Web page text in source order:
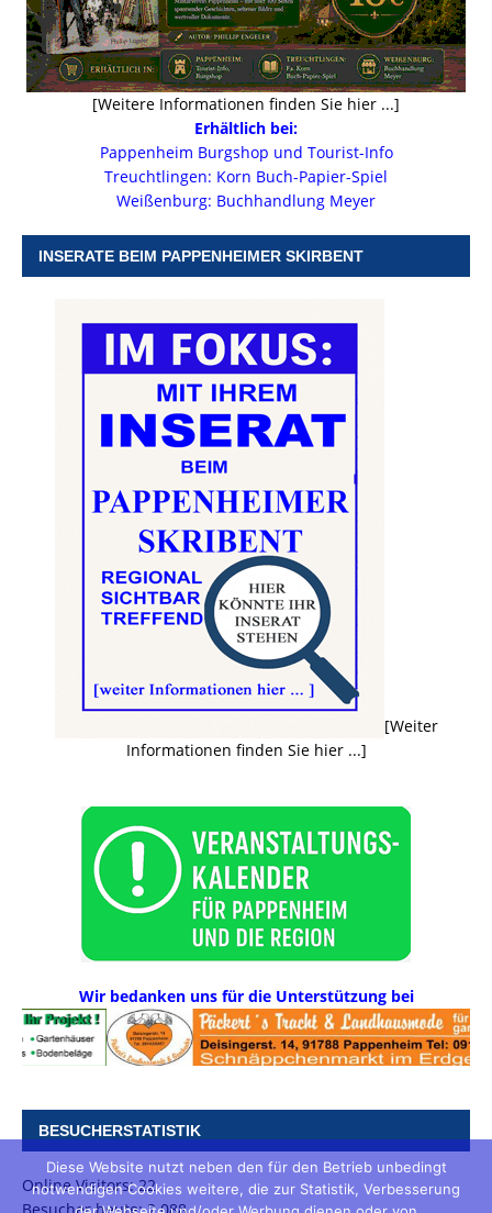
[Weitere Informationen finden Sie hier ...]
Erhältlich bei:
Pappenheim Burgshop und Tourist-Info
Treuchtlingen: Korn Buch-Papier-Spiel
Weißenburg: Buchhandlung Meyer
INSERATE BEIM PAPPENHEIMER SKIRBENT
[Weiter
Informationen finden Sie hier ...]
Wir bedanken uns für die Unterstützung bei
BESUCHERSTATISTIK
Online Visitors:22
Diese Website nutzt neben den für den Betrieb unbedingt
notwendigen Cookies weitere, die zur Statistik, Verbesserung